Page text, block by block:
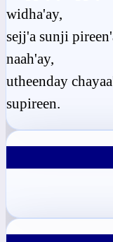
widha'ay,
sejj'a sunji
naah'ay,
utheenday
supireen.